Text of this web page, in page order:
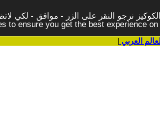
نرجو النقر على الزر - موافق - لكي
to ensure you get the best experience
العربي